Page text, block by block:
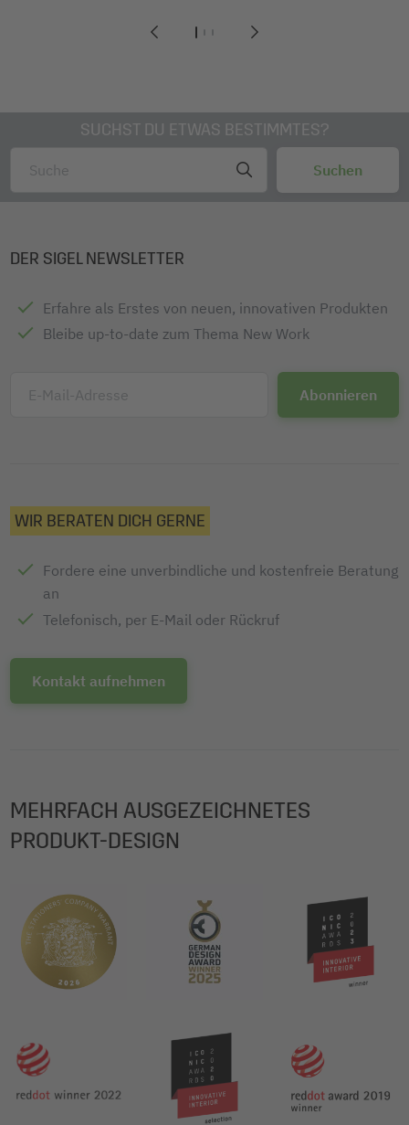
123
SUCHST DU ETWAS BESTIMMTES?
DER SIGEL NEWSLETTER
Erfahre als Erstes von neuen, innovativen Produkten
Bleibe up-to-date zum Thema New Work
E-Mail-Adresse
WIR BERATEN DICH GERNE
Fordere eine unverbindliche und kostenfreie Beratung
an
Telefonisch, per E-Mail oder Rückruf
Kontakt aufnehmen
MEHRFACH AUSGEZEICHNETES
PRODUKT-DESIGN